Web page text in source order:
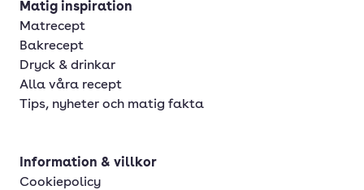
Matig inspiration
Matrecept
Bakrecept
Dryck & drinkar
Alla våra recept
Tips, nyheter och matig fakta
Information & villkor
Cookiepolicy